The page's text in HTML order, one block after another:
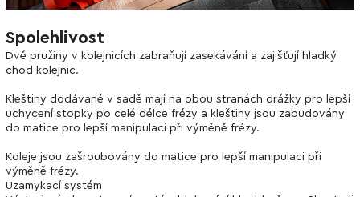
Spolehlivost
Dvě pružiny v kolejnicích zabraňují zasekávání a zajišťují hladký
chod kolejnic.
Kleštiny dodávané v sadě mají na obou stranách drážky pro lepší
uchycení stopky po celé délce frézy a kleštiny jsou zabudovány
do matice pro lepší manipulaci při výměně frézy.
Koleje jsou zašroubovány do matice pro lepší manipulaci při
výměně frézy.
Uzamykací systém